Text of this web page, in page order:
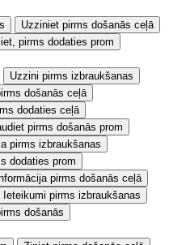
Uzziniet pirms došanās ceļā
pirms dodaties prom
Uzzini pirms izbraukšanas
došanās ceļā
dodaties ceļā
pirms došanās prom
pirms izbraukšanas
dodaties prom
pirms došanās ceļā
Ieteikumi pirms izbraukšanas
došanās